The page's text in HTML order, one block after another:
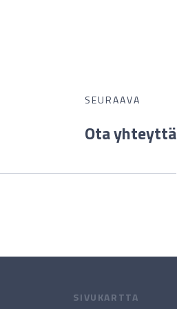
SEURAAVA
Ota yhteyttä
SIVUKARTTA